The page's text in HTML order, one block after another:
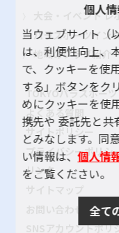
大会・イベント レ
パラスポーツイン
地域のクラブ紹介
TOKYOパラスポー
よくある質問
サイトポリシー
プライバシーポリシ
リンク
SNSアカウントポリ
個人
当ウェブサイト（
は、利便性向上、
で、クッキーを使
する」ボタンをク
めにクッキーを使
携先や 委託先と
とみなします。同
い情報は、個人情
をご覧ください。
全て